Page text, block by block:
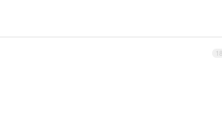
18